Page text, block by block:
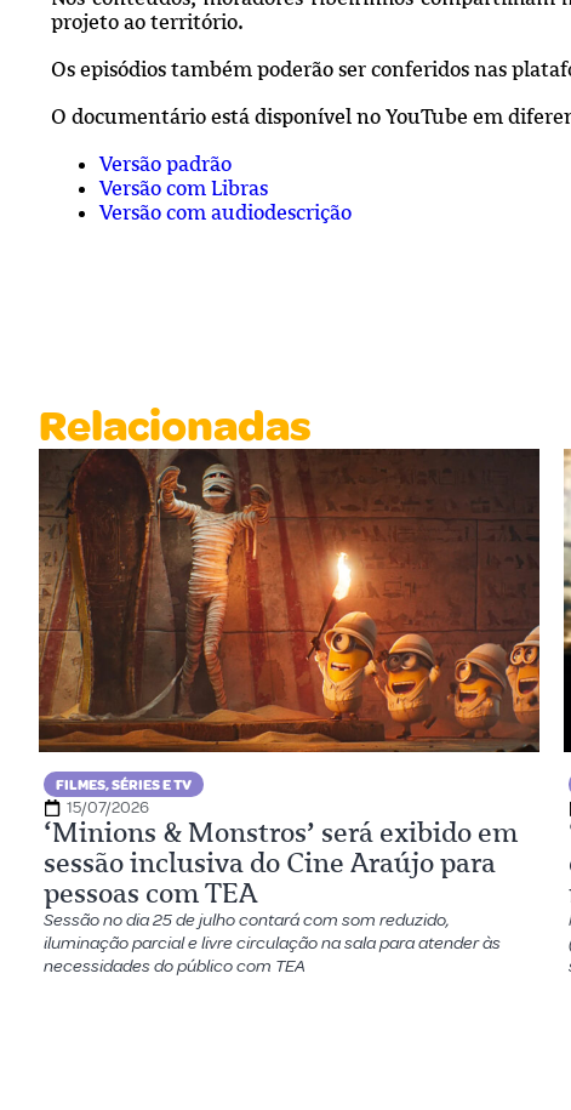
projeto ao território.
Os episódios também poderão ser conferidos nas
O documentário está disponível no YouTube em
Versão padrão
Versão com Libras
Versão com audiodescrição
Relacionadas
FILMES, SÉRIES E TV
15/07/2026
‘Minions & Monstros’ será exibido em
sessão inclusiva do Cine Araújo para
pessoas com TEA
Sessão no dia 25 de julho contará com som reduzido,
iluminação parcial e livre circulação na sala para atender às
necessidades do público com TEA